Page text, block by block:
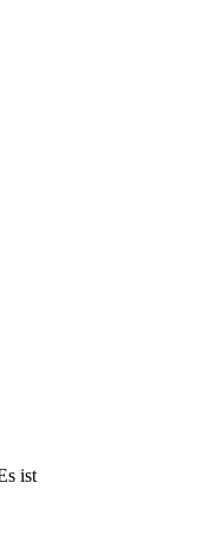
ist